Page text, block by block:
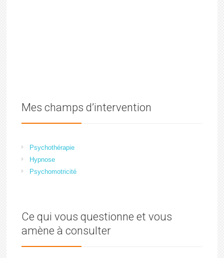
Mes champs d’intervention
Psychothérapie
Hypnose
Psychomotricité
Ce qui vous questionne et vous
amène à consulter